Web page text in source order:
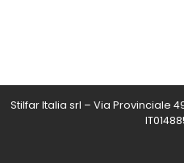
Stilfar Italia srl – Via Provinciale